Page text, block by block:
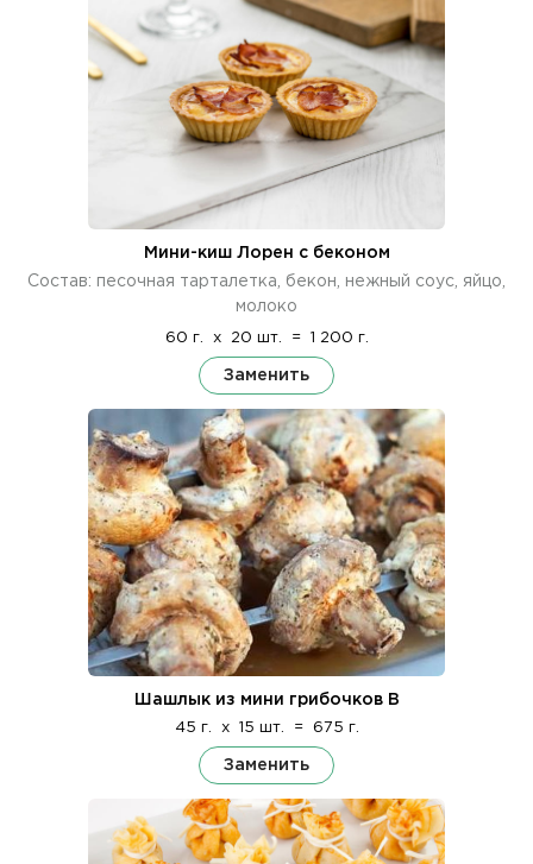
Мини-киш Лорен с беконом
Состав: песочная тарталетка, бекон, нежный соус, яйцо,
молоко
60 г. x 20 шт. = 1 200 г.
Заменить
Шашлык из мини грибочков В
45 г. x 15 шт. = 675 г.
Заменить